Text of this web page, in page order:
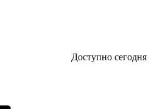
Доступно сегодня